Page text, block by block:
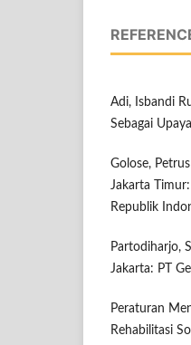
Adi, Isbandi
Sebagai
Golose,
Jakarta
Republik
Partodiharjo,
Jakarta: PT
Peraturan
Rehabilitasi